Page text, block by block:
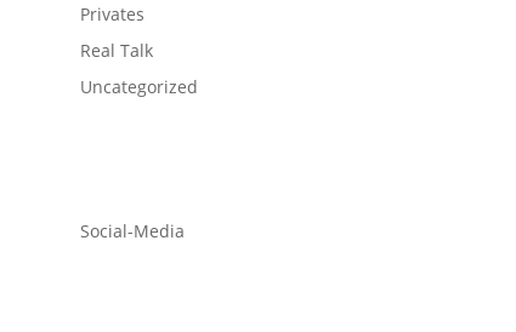
Privates
Real Talk
Uncategorized
Social-Media